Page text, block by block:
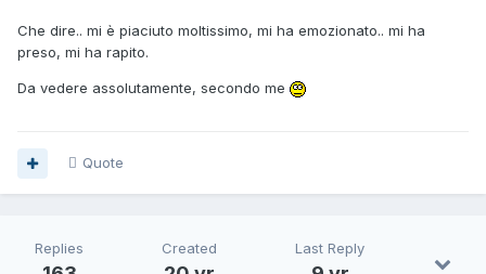
Che dire.. mi è piaciuto moltissimo, mi ha emozionato.. mi ha
preso, mi ha rapito.
Da vedere assolutamente, secondo me
Quote
Replies Created Last Reply